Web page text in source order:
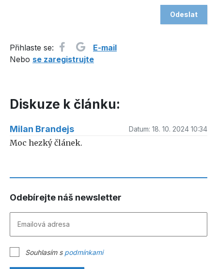
Přihlaste se:
E-mail
Nebo se zaregistrujte
Diskuze k článku:
Milan Brandejs Datum: 18. 10. 2024 10:34
Moc hezký článek.
Odebírejte náš newsletter
Souhlasím s podmínkami